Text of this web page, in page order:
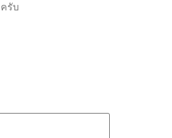
รับ